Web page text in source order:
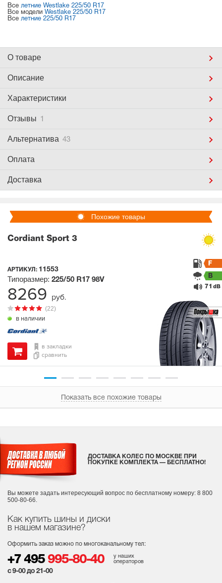
Все летние Westlake 225/50 R17
Все модели Westlake 225/50 R17
Все летние 225/50 R17
О товаре
Описание
Характеристики
Отзывы 1
Альтернатива 43
Оплата
Доставка
Похожие товары
Cordiant Sport 3
АРТИКУЛ: 11553
в наличии
(22)
Типоразмер: 225/50 R17 98V
F
B
71 dB
в закладки
сравнить
8269 руб.
Показать все похожие товары
Как купить шины и диски
в нашем магазине?
Оформить заказ можно по многоканальному тел:
+7 495 995-80-40
у наших
операторов
с 9-00 до 21-00
ДОСТАВКА КОЛЕС ПО МОСКВЕ ПРИ
ПОКУПКЕ КОМПЛЕКТА — БЕСПЛАТНО!
Вы можете задать интересующий вопрос по бесплатному номеру: 8 800
500-80-66.